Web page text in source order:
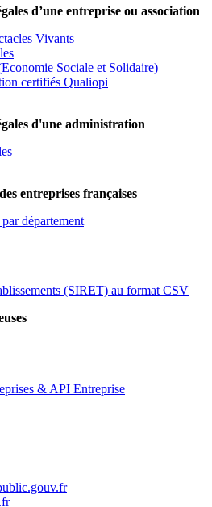
d’une entreprise ou association
Vivants
Sociale et Solidaire)
certifiés Qualiopi
d'une administration
entreprises françaises
département
(SIRET) au format CSV
& API Entreprise